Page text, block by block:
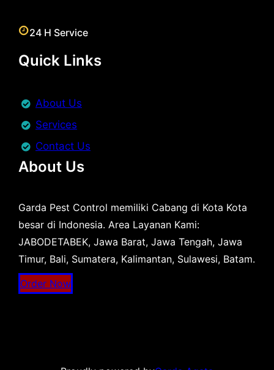
24 H Service
Quick Links
About Us
Services
Contact Us
About Us
Garda Pest Control memiliki Cabang di Kota Kota
besar di Indonesia. Area Layanan Kami:
JABODETABEK, Jawa Barat, Jawa Tengah, Jawa
Timur, Bali, Sumatera, Kalimantan, Sulawesi, Batam.
Order Now